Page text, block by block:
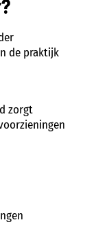
de praktijk
zorgt